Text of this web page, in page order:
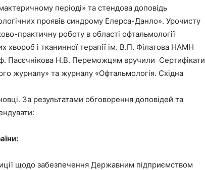
періоді» та стендова доповідь
проявів синдрому Елерса-Данло». Урочисту
практичну роботу в області офтальмології
хвороб і тканинної терапії ім. В.П. Філатова НАМН
Пасєчнікова Н.В. Переможцям вручили Сертифікати
журналу» та журналу «Офтальмологія. Східна
За результатами обговорення доповідей та
щодо забезпечення Державним підприємством